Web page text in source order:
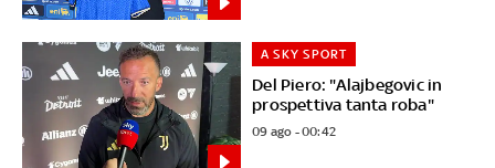
Del Piero: "Alajbegovic in
prospettiva tanta roba"
A SKY SPORT
09 ago - 00:42